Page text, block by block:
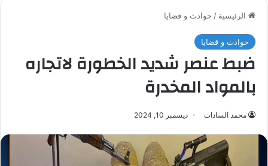
الرئيسية / حوادث و قضايا
حوادث و قضايا
ضبط عنصر شديد الخطورة لاتجاره
بالمواد المخدرة
محمد السادات ديسمبر 10, 2024